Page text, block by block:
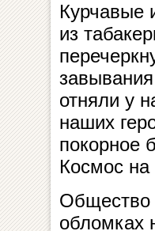
Курчавые
из
отняли у
наших
покорное
Космос
Общество
обломках